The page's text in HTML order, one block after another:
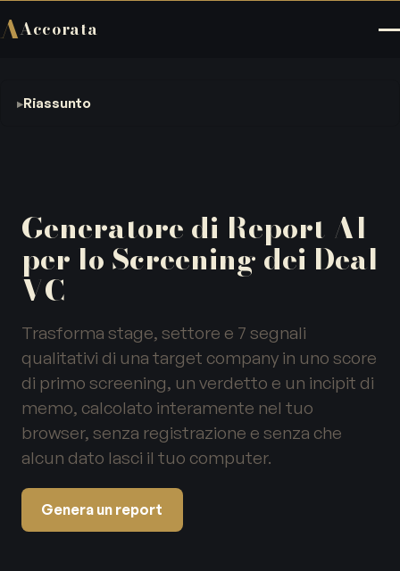
Riassunto
Generatore di Report AI
per lo Screening dei Deal
VC
Trasforma stage, settore e 7 segnali
qualitativi di una target company in uno score
di primo screening, un verdetto e un incipit di
memo, calcolato interamente nel tuo
browser, senza registrazione e senza che
alcun dato lasci il tuo computer.
Genera un report
AAccorata